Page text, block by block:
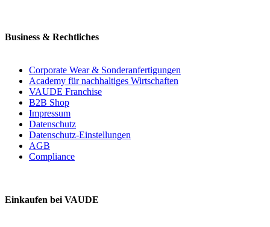
Business & Rechtliches
Corporate Wear & Sonderanfertigungen
Academy für nachhaltiges Wirtschaften
VAUDE Franchise
B2B Shop
Impressum
Datenschutz
Datenschutz-Einstellungen
AGB
Compliance
Einkaufen bei VAUDE